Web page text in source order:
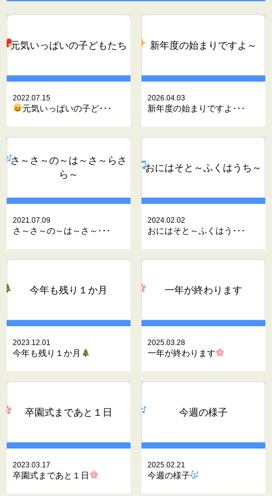
元気いっぱいの子どもたち
2022.07.15
元気いっぱいの子ど･･･
新年度の始まりですよ～
2026.04.03
新年度の始まりですよ･･･
さ～さ～の～は～さ～らさ
ら～
2021.07.09
さ～さ～の～は～さ～･･･
おにはそと～ふくはうち～
2024.02.02
おにはそと～ふくはう･･･
今年も残り１か月
2023.12.01
今年も残り１か月
一年が終わります
2025.03.28
一年が終わります
卒園式まであと１日
2023.03.17
卒園式まであと１日
今週の様子
2025.02.21
今週の様子